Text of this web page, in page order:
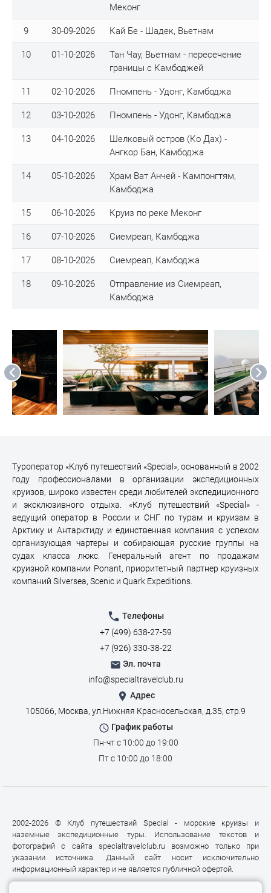
Меконг
9 30-09-2026 Кай Бе - Шадек, Вьетнам
10 01-10-2026
Тан Чау, Вьетнам - пересечение
границы с Камбоджей
11 02-10-2026 Пномпень - Удонг, Камбоджа
12 03-10-2026 Пномпень - Удонг, Камбоджа
13 04-10-2026
Шелковый остров (Ко Дах) -
Ангкор Бан, Камбоджа
14 05-10-2026
Храм Ват Анчей - Кампонгтям,
Камбоджа
15 06-10-2026 Круиз по реке Меконг
16 07-10-2026 Сиемреап, Камбоджа
17 08-10-2026 Сиемреап, Камбоджа
18 09-10-2026
Отправление из Сиемреап,
Камбоджа
Туроператор «Клуб путешествий «Special», основанный в 2002
году профессионалами в организации экспедиционных
круизов, широко известен среди любителей экспедиционного
и эксклюзивного отдыха. «Клуб путешествий «Special» -
ведущий оператор в России и СНГ по турам и круизам в
Арктику и Антарктиду и единственная компания с успехом
организующая чартеры и собирающая русские группы на
судах класса люкс. Генеральный агент по продажам
круизной компании Ponant, приоритетный партнер круизных
компаний Silversea, Scenic и Quark Expeditions.
Телефоны
+7 (499) 638-27-59
+7 (926) 330-38-22
Эл. почта
info@specialtravelclub.ru
Адрес
105066, Москва, ул.Нижняя Красносельская, д.35, стр.9
График работы
Пн-чт с 10:00 до 19:00
Пт с 10:00 до 18:00
2002-2026 © Клуб путешествий Special - морские круизы и
наземные экспедиционные туры. Использование текстов и
фотографий с сайта specialtravelclub.ru возможно только при
указании источника. Данный сайт носит исключительно
информационный характер и не является публичной офертой.